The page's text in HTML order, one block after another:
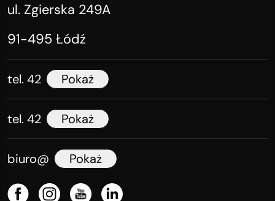
ul. Zgierska 249A
91-495 Łódź
tel. 42 Pokaż
tel. 42 Pokaż
biuro@ Pokaż